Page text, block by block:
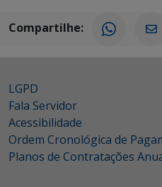
Compartilhe:
LGPD
Fala Servidor
Acessibilidade
Ordem Cronológica de
Planos de Contratações